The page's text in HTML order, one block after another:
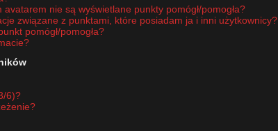
nie są wyświetlane punkty pomógł/pomogła?
związane z punktami, które posiadam ja i inni użytkownicy?
pomógł/pomogła?
6)?